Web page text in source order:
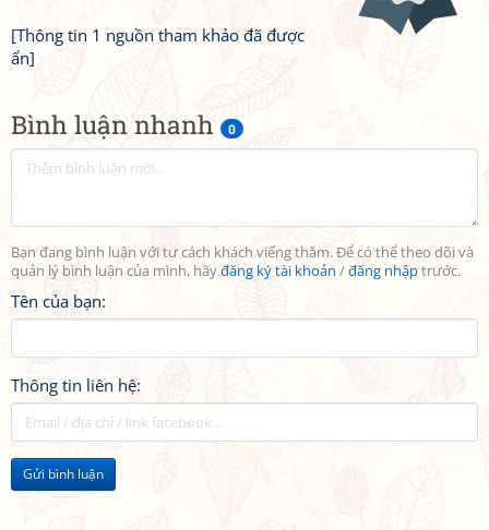
Bình luận nhanh 0
Bạn đang bình luận với tư cách khách viếng thăm. Để có thể theo dõi và
quản lý bình luận của mình, hãyđăng ký tài khoản /đăng nhậptrước.
Tên của bạn:
Thông tin liên hệ:
Gửi bình luận
[Thông tin 1 nguồn tham khảo đã được
ẩn]